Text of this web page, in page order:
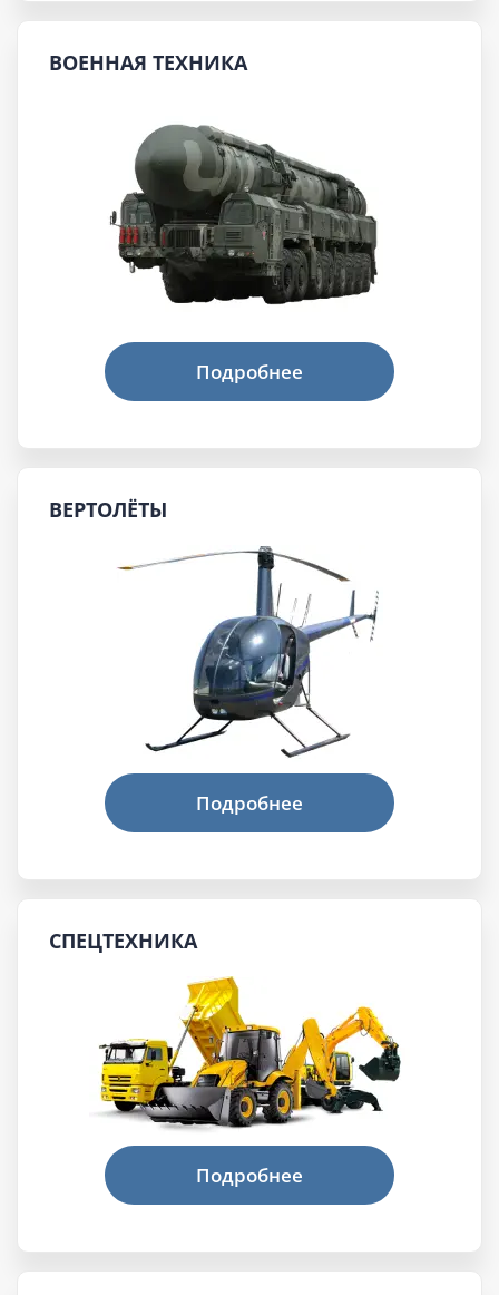
ВОЕННАЯ ТЕХНИКА
ВЕРТОЛЁТЫ
СПЕЦТЕХНИКА